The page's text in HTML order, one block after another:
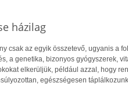
házilag
csak az egyik összetevő, ugyanis a
a genetika, bizonyos gyógyszerek,
elkerüljük, például azzal, hogy
egészségesen